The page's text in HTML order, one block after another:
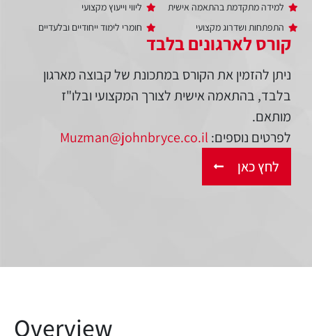
קורס לארגונים בלבד
ניתן להזמין את הקורס במתכונת של קבוצה מארגון
בלבד, בהתאמה אישית לצורך המקצועי ובלו"ז
מותאם.
לפרטים נוספים: Muzman@johnbryce.co.il
לחץ כאן
למידה מתקדמת בהתאמה אישית
התפתחות ושדרוג מקצועי
ליווי וייעוץ מקצועי
חומרי לימוד ייחודיים ובלעדיים